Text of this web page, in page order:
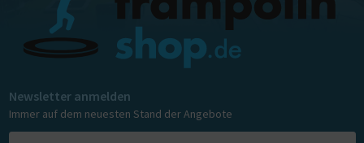
Newsletter anmelden
Immer auf dem neuesten Stand der Angebote